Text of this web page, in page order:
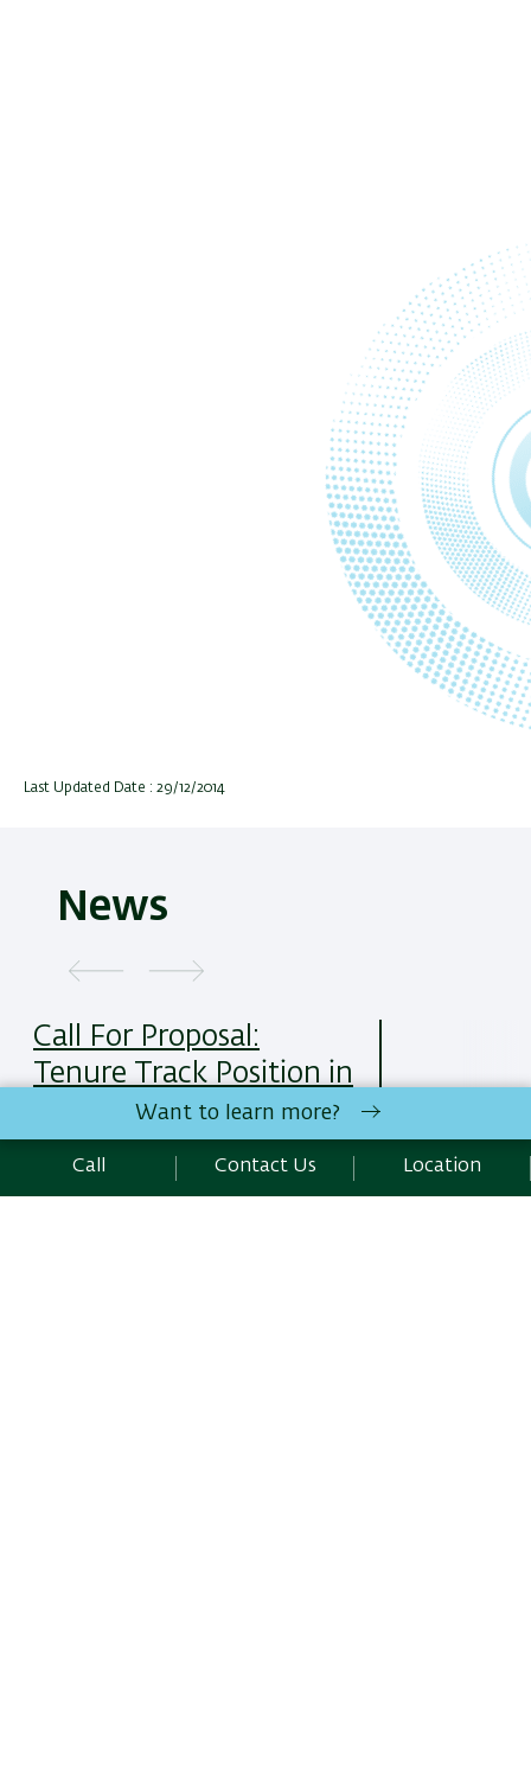
Last Updated Date : 29/12/2014
News
Call For Proposal:
Tenure Track Position in
Sociology or
Anthropology
Want to learn more?
Call Contact Us Location